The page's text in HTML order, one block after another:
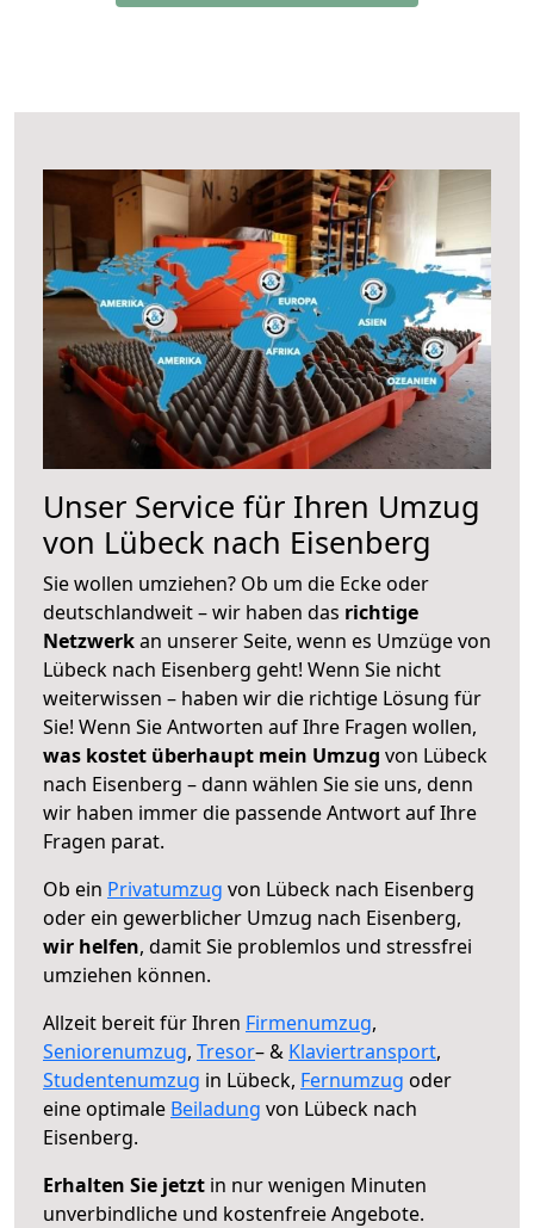
Unser Service für Ihren Umzug
von Lübeck nach Eisenberg
Sie wollen umziehen? Ob um die Ecke oder
deutschlandweit – wir haben das richtige
Netzwerkan unserer Seite, wenn es Umzüge von
Lübeck nach Eisenberg geht! Wenn Sie nicht
weiterwissen – haben wir die richtige Lösung für
Sie! Wenn Sie Antworten auf Ihre Fragen wollen,
was kostet überhaupt mein Umzug von Lübeck
nach Eisenberg – dann wählen Sie sie uns, denn
wir haben immer die passende Antwort auf Ihre
Fragen parat.
Ob ein Privatumzug von Lübeck nach Eisenberg
oder ein gewerblicher Umzug nach Eisenberg,
wir helfen, damit Sie problemlos und stressfrei
umziehen können.
Allzeit bereit für Ihren Firmenumzug,
Seniorenumzug, Tresor– & Klaviertransport,
Studentenumzug in Lübeck, Fernumzug oder
eine optimale Beiladung von Lübeck nach
Eisenberg.
Erhalten Sie jetzt in nur wenigen Minuten
unverbindliche und kostenfreie Angebote.